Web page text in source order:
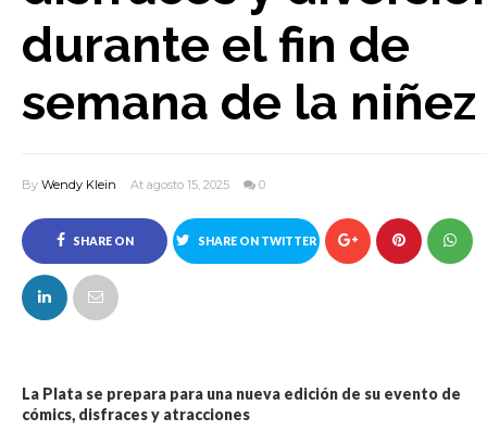
durante el fin de
semana de la niñez
By Wendy Klein At agosto 15, 2025 0
SHARE ON
FACEBOOK
SHARE ON TWITTER
La Plata se prepara para una nueva edición de su evento de
cómics, disfraces y atracciones